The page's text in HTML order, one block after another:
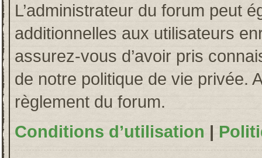
L’administrateur du forum peut
additionnelles aux utilisateurs
assurez-vous d’avoir pris
de notre politique de vie privée.
règlement du forum.
Conditions d’utilisation |